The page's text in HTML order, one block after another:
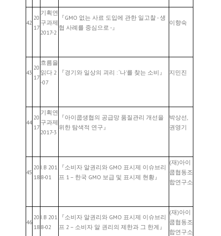
42
20
17
기획연
구과제
2017-2
『GMO 없는 사료 도입에 관한 일고찰 - 생
협 사례를 중심으로 -』
이향숙
43
20
17
흐름을
읽다 2
-07
『경기와 일상의 괴리 : ‘나’를 찾는 소비』 지민진
44
20
17
기획연
구과제
2017-3
『아이쿱생협의 공급망 품질관리 개선을
위한 탐색적 연구』
박상선,
권영기
45
20
18
I.B 201
8-01
『소비자 알권리와 GMO 표시제 이슈브리
프 1 – 한국 GMO 보급 및 표시제 현황』
(재)아이
쿱협동조
합연구소
46
20
18
I.B 201
8-02
『소비자 알권리와 GMO 표시제 이슈브리
프 2 – 소비자 알 권리의 제한과 그 한계』
(재)아이
쿱협동조
합연구소